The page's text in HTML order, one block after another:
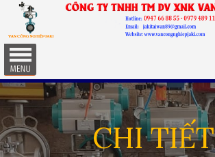
CHI TIẾT